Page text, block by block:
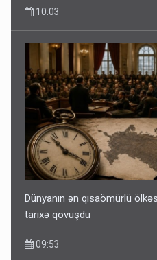
10:03
Dünyanın ən qısaömürlü
tarixə qovuşdu
09:53